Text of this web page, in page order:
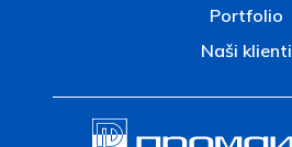
Portfolio
Naši klienti